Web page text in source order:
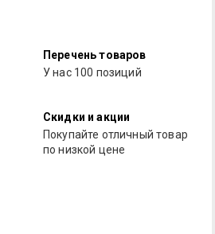
Перечень товаров
У нас 100 позиций
Скидки и акции
Покупайте отличный товар
по низкой цене